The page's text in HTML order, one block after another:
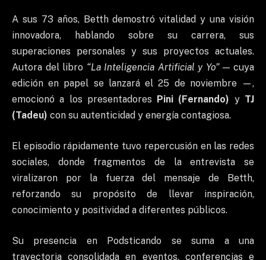
A sus 73 años, Betth demostró vitalidad y una visión
innovadora, hablando sobre su carrera, sus
superaciones personales y sus proyectos actuales.
Autora del libro “La Inteligencia Artificial y Yo”— cuya
edición en papel se lanzará el 25 de noviembre —,
emocionó a los presentadores
Pini (Fernando) y TJ
(Tadeu) con su autenticidad y energía contagiosa.
El episodio rápidamente tuvo repercusión en las redes
sociales, donde fragmentos de la entrevista se
viralizaron por la fuerza del mensaje de Betth,
reforzando su propósito de llevar inspiración,
conocimiento y positividad a diferentes públicos.
Su presencia en Podsticando se suma a una
trayectoria consolidada en eventos, conferencias e